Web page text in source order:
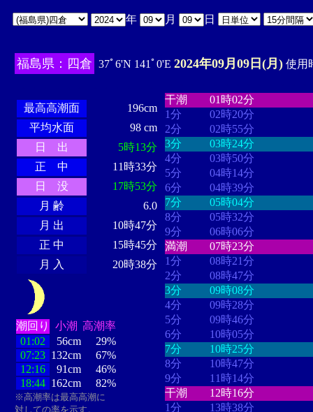
年 月 日
福島県：四倉 37ﾟ6'N 141ﾟ0'E 2024年09月09日(月) 使用
最高高潮面
196cm
平均水面
98 cm
日 出
5時13分
正 中
11時33分
日 没
17時53分
月 齢
6.0
月 出
10時47分
正 中
15時45分
月 入
20時38分
潮回り 小潮 高潮率
01:02
56cm
29%
07:23 132cm
67%
12:16
91cm
46%
18:44 162cm 82%
※高潮率は最高高潮に
対しての率を示す。
干潮
01時02分
1分
02時20分
2分
02時55分
3分
03時24分
4分
03時50分
5分
04時14分
6分
04時39分
7分
05時04分
8分
05時32分
9分
06時06分
満潮
07時23分
1分
08時21分
2分
08時47分
3分
09時08分
4分
09時28分
5分
09時46分
6分
10時05分
7分
10時25分
8分
10時47分
9分
11時14分
干潮
12時16分
1分
13時38分